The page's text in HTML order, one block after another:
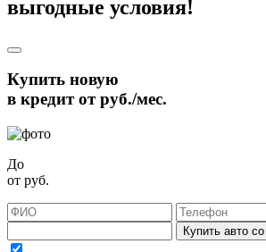
выгодные условия!
Купить новую
в кредит отруб./мес.
До
от руб.